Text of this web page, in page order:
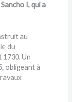
I, qui a
au
du
1730. Un
obligeant à